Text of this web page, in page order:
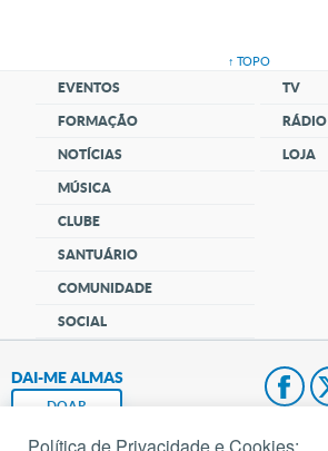
↑ TOPO
EVENTOS
FORMAÇÃO
NOTÍCIAS
MÚSICA
CLUBE
SANTUÁRIO
COMUNIDADE
SOCIAL
TV
RÁDIO
LOJA
DAI-ME ALMAS
DOAR